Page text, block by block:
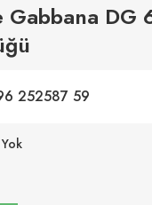
Gabbana
252587 59